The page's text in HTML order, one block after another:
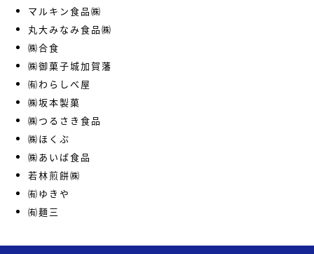
マルキン食品㈱
丸大みなみ食品㈱
㈱合食
㈱御菓子城加賀藩
㈲わらしべ屋
㈱坂本製菓
㈱つるさき食品
㈱ほくぶ
㈱あいば食品
若林煎餅㈱
㈲ゆきや
㈲麺三